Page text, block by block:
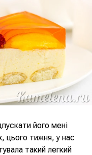
його мені
цього тижня, у нас
такий легкий